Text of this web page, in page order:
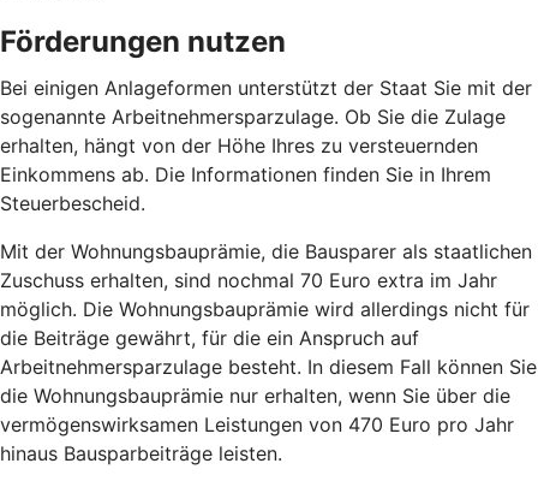
Förderungen nutzen
Bei einigen Anlageformen unterstützt der Staat Sie mit der
sogenannte Arbeitnehmersparzulage. Ob Sie die Zulage
erhalten, hängt von der Höhe Ihres zu versteuernden
Einkommens ab. Die Informationen finden Sie in Ihrem
Steuerbescheid.
Mit der Wohnungsbauprämie, die Bausparer als staatlichen
Zuschuss erhalten, sind nochmal 70 Euro extra im Jahr
möglich. Die Wohnungsbauprämie wird allerdings nicht für
die Beiträge gewährt, für die ein Anspruch auf
Arbeitnehmersparzulage besteht. In diesem Fall können Sie
die Wohnungsbauprämie nur erhalten, wenn Sie über die
vermögenswirksamen Leistungen von 470 Euro pro Jahr
hinaus Bausparbeiträge leisten.